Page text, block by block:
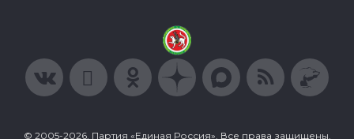
© 2005-2026, Партия «Единая Россия». Все права защищены.